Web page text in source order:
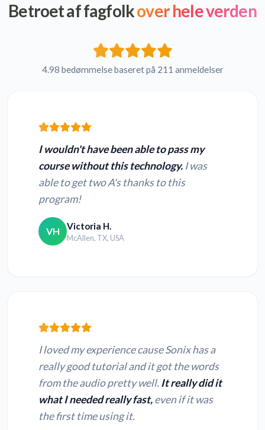
Betroet af fagfolkover hele verden
4.98 bedømmelse baseret på 211 anmeldelser
I wouldn't have been able to pass my
course without this technology. I was
able to get two A's thanks to this
program!
VH Victoria H.
McAllen, TX, USA
I loved my experience cause Sonix has a
really good tutorial and it got the words
from the audio pretty well. It really did it
what I needed really fast,even if it was
the first time using it.